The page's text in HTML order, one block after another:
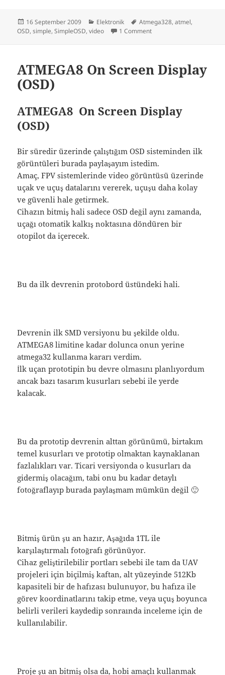
Posted
on
16 September 2009 Categories
Elektronik Tags
Atmega328,atmel,
OSD,simple,SimpleOSD,video 1 Commenton Simple OSD
ATMEGA8 On Screen Display
(OSD)
ATMEGA8 On Screen Display
(OSD)
Bir süredir üzerinde çalıştığım OSD sisteminden ilk
görüntüleri burada paylaşayım istedim.
Amaç, FPV sistemlerinde video görüntüsü üzerinde
uçak ve uçuş datalarını vererek, uçuşu daha kolay
ve güvenli hale getirmek.
Cihazın bitmiş hali sadece OSD değil aynı zamanda,
uçağı otomatik kalkış noktasına döndüren bir
otopilot da içerecek.
Bu da ilk devrenin protobord üstündeki hali.
Devrenin ilk SMD versiyonu bu şekilde oldu.
ATMEGA8 limitine kadar dolunca onun yerine
atmega32 kullanma kararı verdim.
İlk uçan prototipin bu devre olmasını planlıyordum
ancak bazı tasarım kusurları sebebi ile yerde
kalacak.
Bu da prototip devrenin alttan görünümü, birtakım
temel kusurları ve prototip olmaktan kaynaklanan
fazlalıkları var. Ticari versiyonda o kusurları da
gidermiş olacağım, tabi onu bu kadar detaylı
fotoğraflayıp burada paylaşmam mümkün değil 🙂
Bitmiş ürün şu an hazır, Aşağıda 1TL ile
karşılaştırmalı fotoğrafı görünüyor.
Cihaz geliştirilebilir portları sebebi ile tam da UAV
projeleri için biçilmiş kaftan, alt yüzeyinde 512Kb
kapasiteli bir de hafızası bulunuyor, bu hafıza ile
görev koordinatlarını takip etme, veya uçuş boyunca
belirli verileri kaydedip sonraında inceleme için de
kullanılabilir.
Proje şu an bitmiş olsa da, hobi amaçlı kullanmak